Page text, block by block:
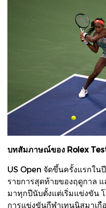
บทสัมภาษณ์ของ Rolex
US Open จัดขึ้นครั้งแรกใน
รายการสุดท้ายของฤดูกาล แ
มาทุกปีนับตั้งแต่เริ่มแข่งขัน
การแข่งขันกีฬาเทนนิสมาเกื